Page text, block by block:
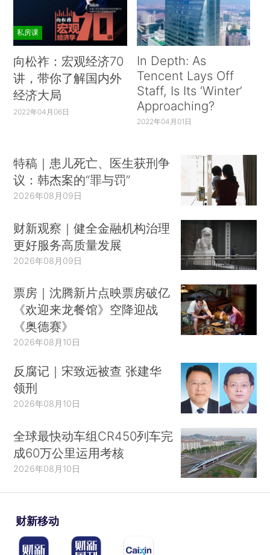
私房课
向松祚：宏观经济70
讲，带你了解国内外
经济大局
2022年04月06日
In Depth: As
Tencent Lays Off
Staff, Is Its ‘Winter’
Approaching?
2022年04月01日
特稿｜患儿死亡、医生获刑争
议：韩杰案的“罪与罚”
2026年08月09日
财新观察｜健全金融机构治理
更好服务高质量发展
2026年08月09日
票房｜沈腾新片点映票房破亿
《欢迎来龙餐馆》空降迎战
《奥德赛》
2026年08月10日
反腐记｜宋致远被查 张建华
领刑
2026年08月10日
全球最快动车组CR450列车完
成60万公里运用考核
2026年08月10日
财新移动